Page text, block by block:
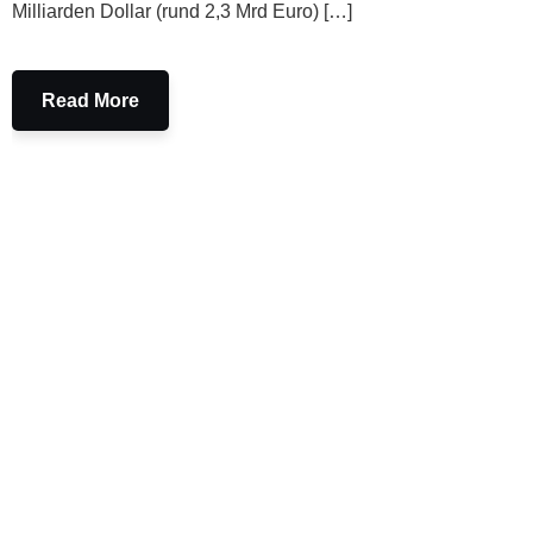
Milliarden Dollar (rund 2,3 Mrd Euro) […]
Read More